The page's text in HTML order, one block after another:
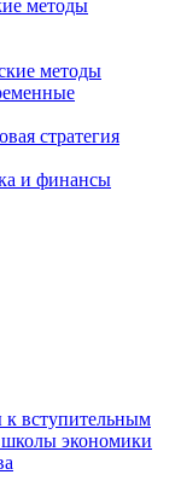
методы
методы
стратегия
и финансы
к вступительным
экономики